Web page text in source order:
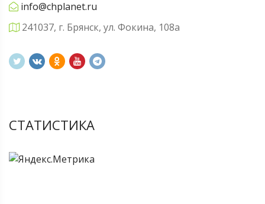
info@chplanet.ru
241037, г. Брянск, ул. Фокина, 108а
СТАТИСТИКА